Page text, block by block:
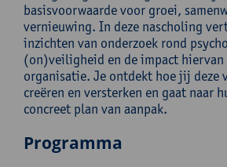
basisvoorwaarde voor groei,
vernieuwing. In deze nascholing
inzichten van onderzoek rond
(on)veiligheid en de impact hiervan
organisatie. Je ontdekt hoe jij deze
creëren en versterken en gaat naar
concreet plan van aanpak.
Programma